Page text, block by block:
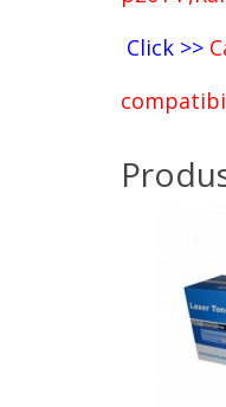
Click >>
compatibil